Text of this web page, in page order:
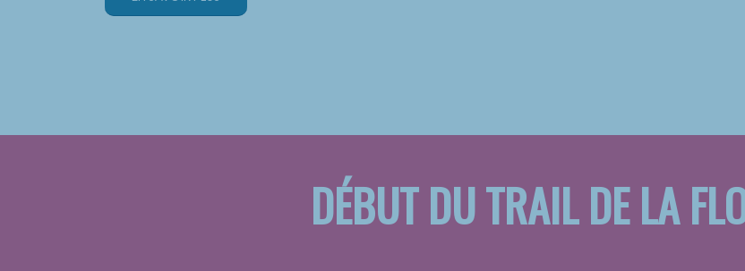
DÉBUT DU TRAIL DE LA